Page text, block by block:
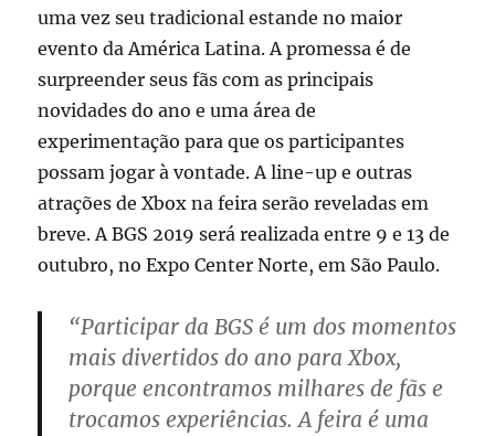
uma vez seu tradicional estande no maior
evento da América Latina. A promessa é de
surpreender seus fãs com as principais
novidades do ano e uma área de
experimentação para que os participantes
possam jogar à vontade. A line-up e outras
atrações de Xbox na feira serão reveladas em
breve. A BGS 2019 será realizada entre 9 e 13 de
outubro, no Expo Center Norte, em São Paulo.
“Participar da BGS é um dos momentos
mais divertidos do ano para Xbox,
porque encontramos milhares de fãs e
trocamos experiências. A feira é uma